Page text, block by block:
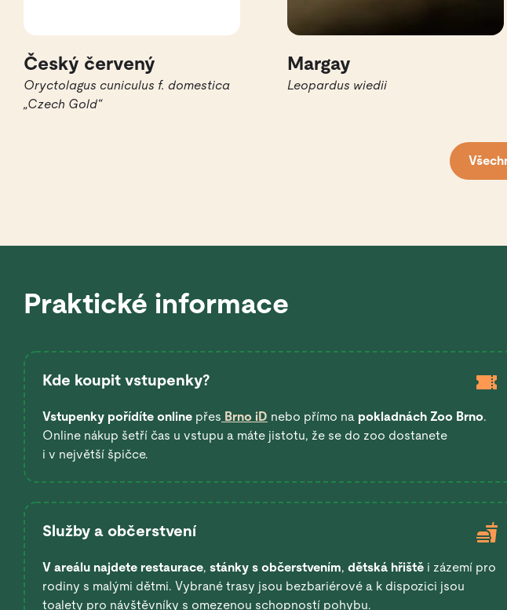
Český červený
Oryctolagus cuniculus f. domestica
„Czech Gold“
Margay
Leopardus wiedii
Praktické informace
Kde koupit vstupenky?
Vstupenky pořídíte online přes Brno iD nebo přímo na pokladnách Zoo Brno.
Online nákup šetří čas u vstupu a máte jistotu, že se do zoo dostanete
i v největší špičce.
Služby a občerstvení
V areálu najdete restaurace, stánky s občerstvením, dětská hřiště i zázemí pro
rodiny s malými dětmi. Vybrané trasy jsou bezbariérové a k dispozici jsou
toalety pro návštěvníky s omezenou schopností pohybu.